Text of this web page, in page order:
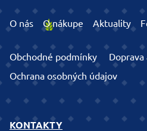
O nás O nákupe Aktuality
Obchodné podmínky
Doprava
Ochrana osobných údajov
KONTAKTY